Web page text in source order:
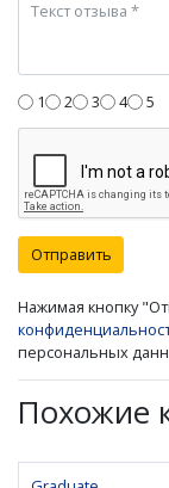
1 2 3 4 5
Отправить
Нажимая кнопку
персональных
Похожие